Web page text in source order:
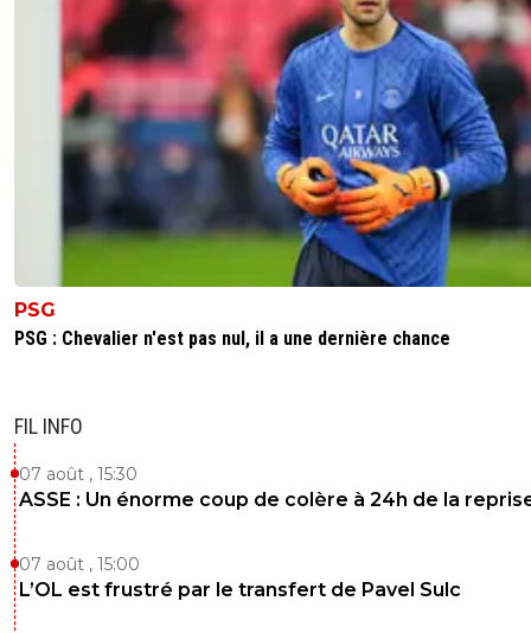
PSG
PSG : Chevalier n'est pas nul, il a une dernière chance
FIL INFO
07 août , 15:30
ASSE : Un énorme coup de colère à 24h de la
07 août , 15:00
L’OL est frustré par le transfert de Pavel Sulc